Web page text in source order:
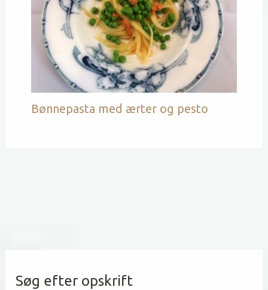
Bønnepasta med ærter og pesto
Søg efter opskrift